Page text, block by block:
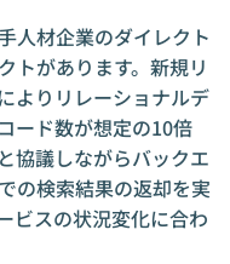
人材企業のダイレクト
トがあります。新規リ
よりリレーショナルデ
ード数が想定の10倍
協議しながらバックエ
の検索結果の返却を実
ビスの状況変化に合わ